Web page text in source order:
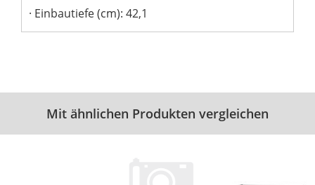
Einbautiefe (cm): 42,1
Mit ähnlichen Produkten vergleichen